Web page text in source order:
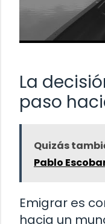
La
paso
Quizás
Pablo
Emigrar es
hacia un